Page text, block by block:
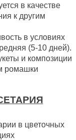
в качестве
к другим
в условиях
(5-10 дней).
и композиции
ромашки
в цветочных